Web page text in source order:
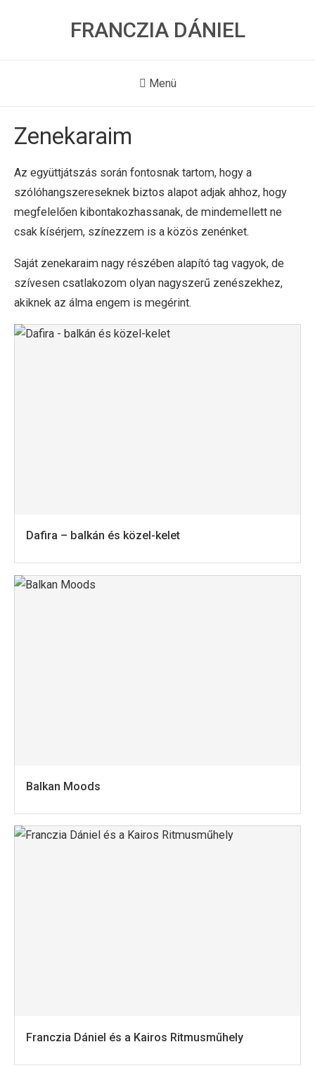
FRANCZIA DÁNIEL
Menü
Zenekaraim
Az együttjátszás során fontosnak tartom, hogy a
szólóhangszereseknek biztos alapot adjak ahhoz, hogy
megfelelően kibontakozhassanak, de mindemellett ne
csak kísérjem, színezzem is a közös zenénket.
Saját zenekaraim nagy részében alapító tag vagyok, de
szívesen csatlakozom olyan nagyszerű zenészekhez,
akiknek az álma engem is megérint.
Dafira – balkán és közel-kelet
Balkan Moods
Franczia Dániel és a Kairos Ritmusműhely